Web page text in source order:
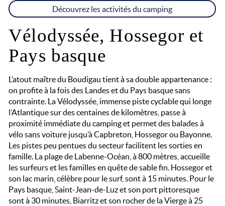
Découvrez les activités du camping
Vélodyssée, Hossegor et
Pays basque
L’atout maître du Boudigau tient à sa double appartenance :
on profite à la fois des Landes et du Pays basque sans
contrainte. La Vélodyssée, immense piste cyclable qui longe
l’Atlantique sur des centaines de kilomètres, passe à
proximité immédiate du camping et permet des balades à
vélo sans voiture jusqu’à Capbreton, Hossegor ou Bayonne.
Les pistes peu pentues du secteur facilitent les sorties en
famille. La plage de Labenne-Océan, à 800 mètres, accueille
les surfeurs et les familles en quête de sable fin. Hossegor et
son lac marin, célèbre pour le surf, sont à 15 minutes. Pour le
Pays basque, Saint-Jean-de-Luz et son port pittoresque
sont à 30 minutes, Biarritz et son rocher de la Vierge à 25